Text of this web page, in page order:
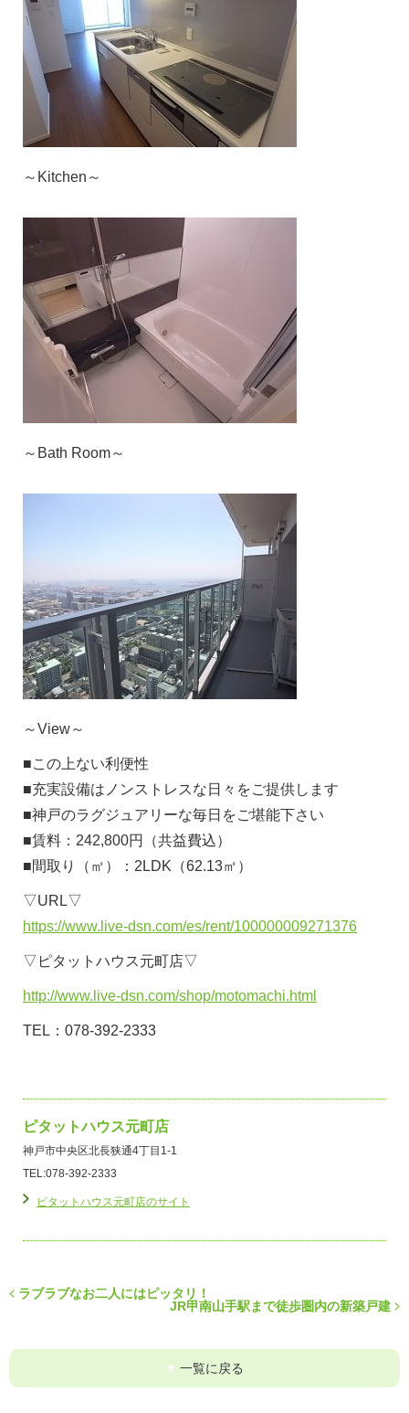
～Kitchen～
～Bath Room～
～View～
■この上ない利便性
■充実設備はノンストレスな日々をご提供します
■神戸のラグジュアリーな毎日をご堪能下さい
■賃料：242,800円（共益費込）
■間取り（㎡）：2LDK（62.13㎡）
▽URL▽
https://www.live-dsn.com/es/rent/100000009271376
▽ピタットハウス元町店▽
http://www.live-dsn.com/shop/motomachi.html
TEL：078-392-2333
ピタットハウス元町店
神戸市中央区北長狭通4丁目1-1
TEL:078-392-2333
ピタットハウス元町店のサイト
ラブラブなお二人にはピッタリ！
JR甲南山手駅まで徒歩圏内の新築戸建
一覧に戻る